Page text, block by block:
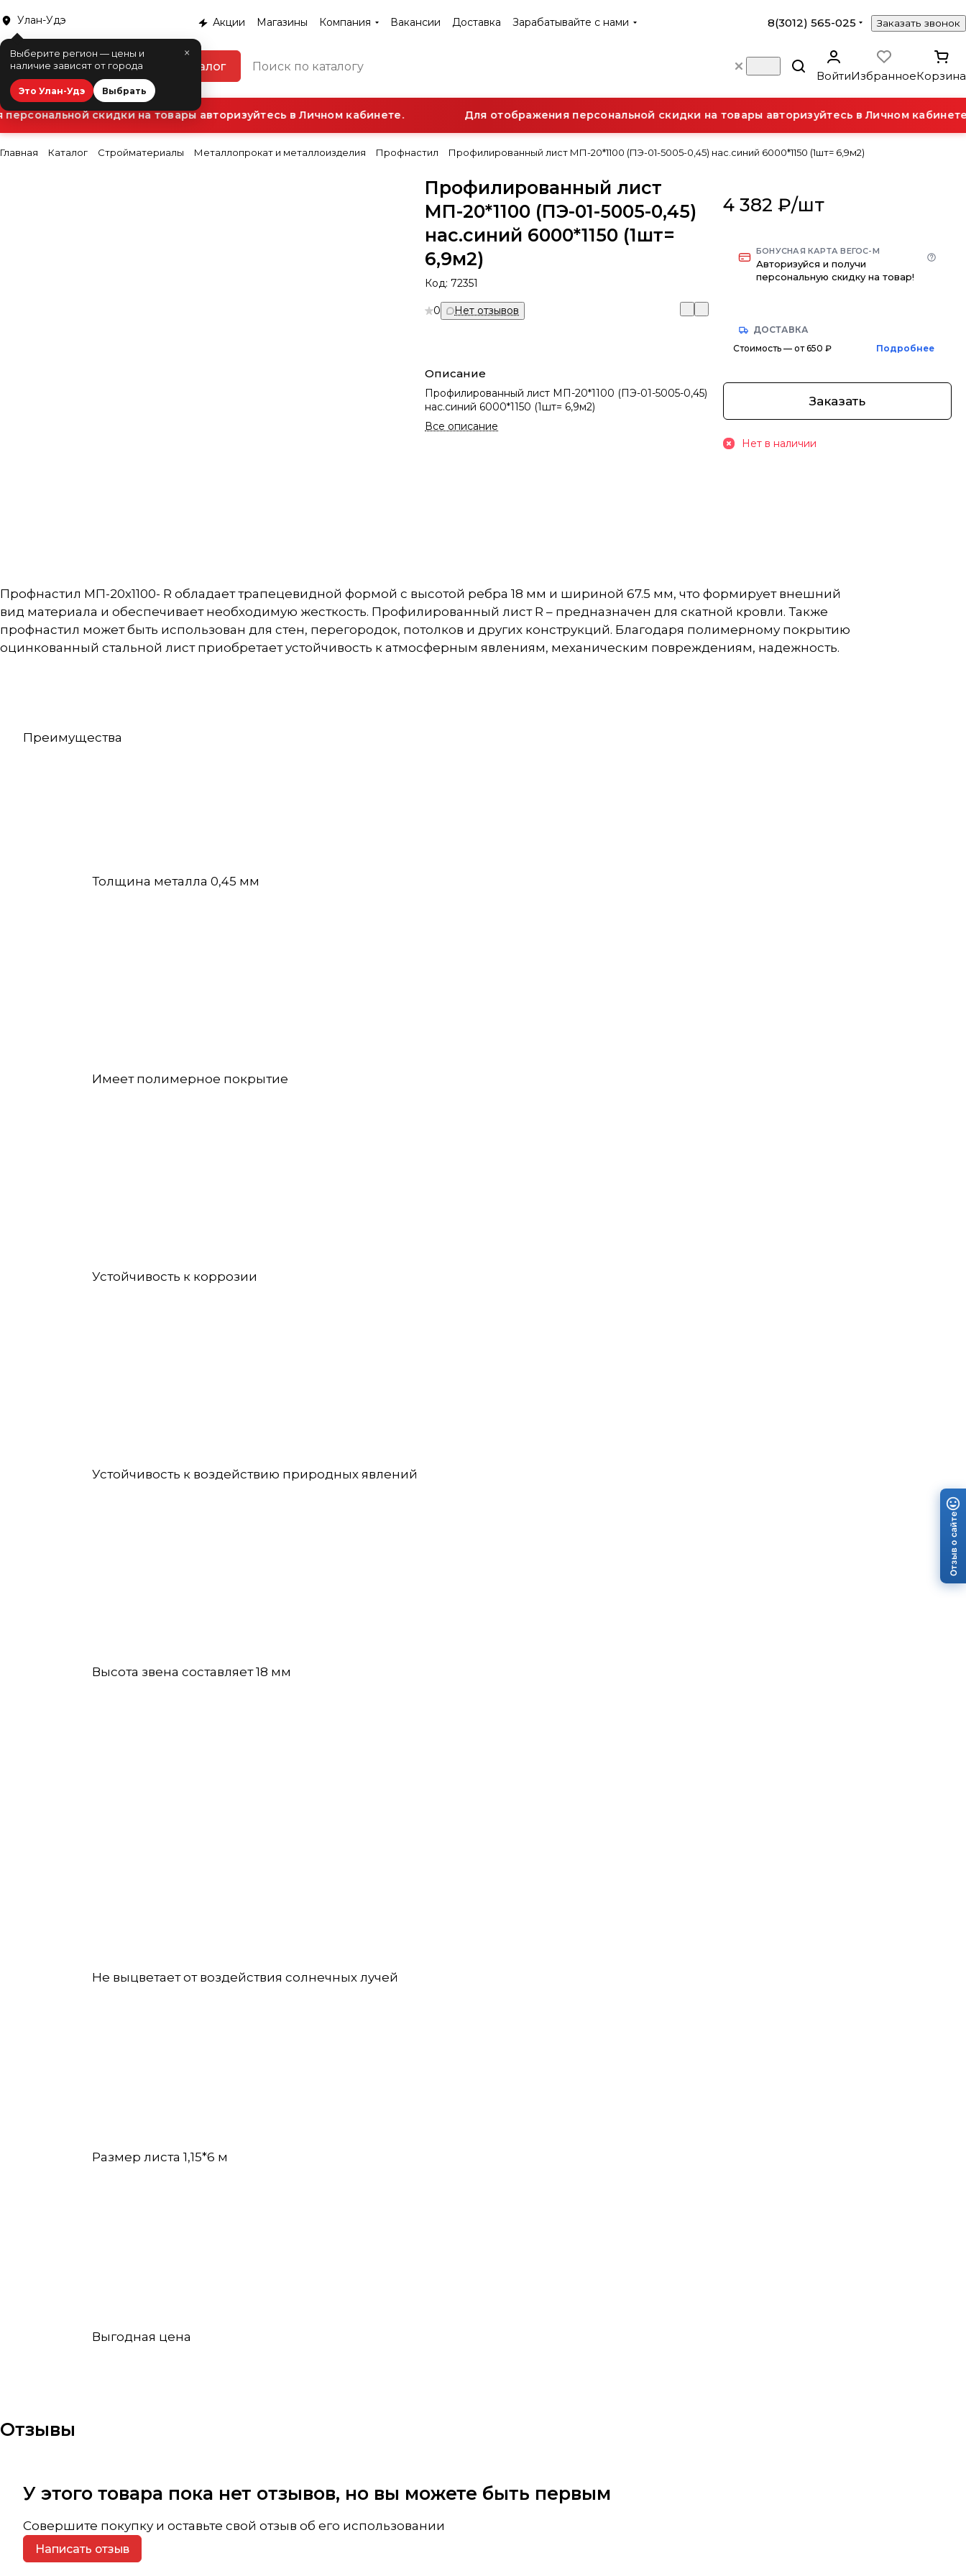
Улан-Удэ
×
Выберите регион — цены и
наличие зависят от города
Это Улан-Удэ Выбрать
Акции Магазины Компания Вакансии Доставка Зарабатывайте с нами 8(3012) 565-025 Заказать звонок
Каталог
ВойтиИзбранноеКорзина
скидки на товары авторизуйтесь в Личном кабинете. Для отображения персональной скидки на товары авторизуйтесь в Личном кабинете.
Главная Каталог Стройматериалы Металлопрокат и металлоизделия Профнастил Профилированный лист МП-20*1100 (ПЭ-01-5005-0,45) нас.синий 6000*1150 (1шт= 6,9м2)
Профилированный лист
МП-20*1100 (ПЭ-01-5005-0,45)
нас.синий 6000*1150 (1шт=
6,9м2)
Код:72351
0 Нет отзывов
Описание
Профилированный лист МП-20*1100 (ПЭ-01-5005-0,45)
нас.синий 6000*1150 (1шт= 6,9м2)
Все описание
4 382 ₽/шт
БОНУСНАЯ КАРТА ВЕГОС-М
Авторизуйся и получи
персональную скидку на товар!
ДОСТАВКА
Стоимость — от 650 ₽
Подробнее
Заказать
Нет в наличии
Профнастил МП-20х1100- R обладает трапецевидной формой с высотой ребра 18 мм и шириной 67.5 мм, что формирует внешний
вид материала и обеспечивает необходимую жесткость. Профилированный лист R – предназначен для скатной кровли. Также
профнастил может быть использован для стен, перегородок, потолков и других конструкций. Благодаря полимерному покрытию
оцинкованный стальной лист приобретает устойчивость к атмосферным явлениям, механическим повреждениям, надежность.
Преимущества
Толщина металла 0,45 мм
Имеет полимерное покрытие
Устойчивость к коррозии
Устойчивость к воздействию природных явлений
Высота звена составляет 18 мм
Не выцветает от воздействия солнечных лучей
Размер листа 1,15*6 м
Выгодная цена
Отзывы
У этого товара пока нет отзывов, но вы можете быть первым
Совершите покупку и оставьте свой отзыв об его использовании
Написать отзыв
Отзыв о сайте